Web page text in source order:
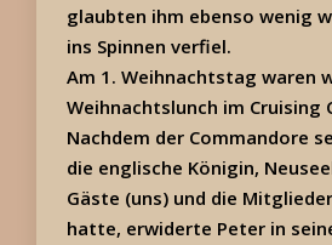
glaubten ihm ebenso wenig
ins Spinnen verfiel.
Am 1. Weihnachtstag waren
Weihnachtslunch im Cruising
Nachdem der Commandore
die englische Königin,
Gäste (uns) und die
hatte, erwiderte Peter in